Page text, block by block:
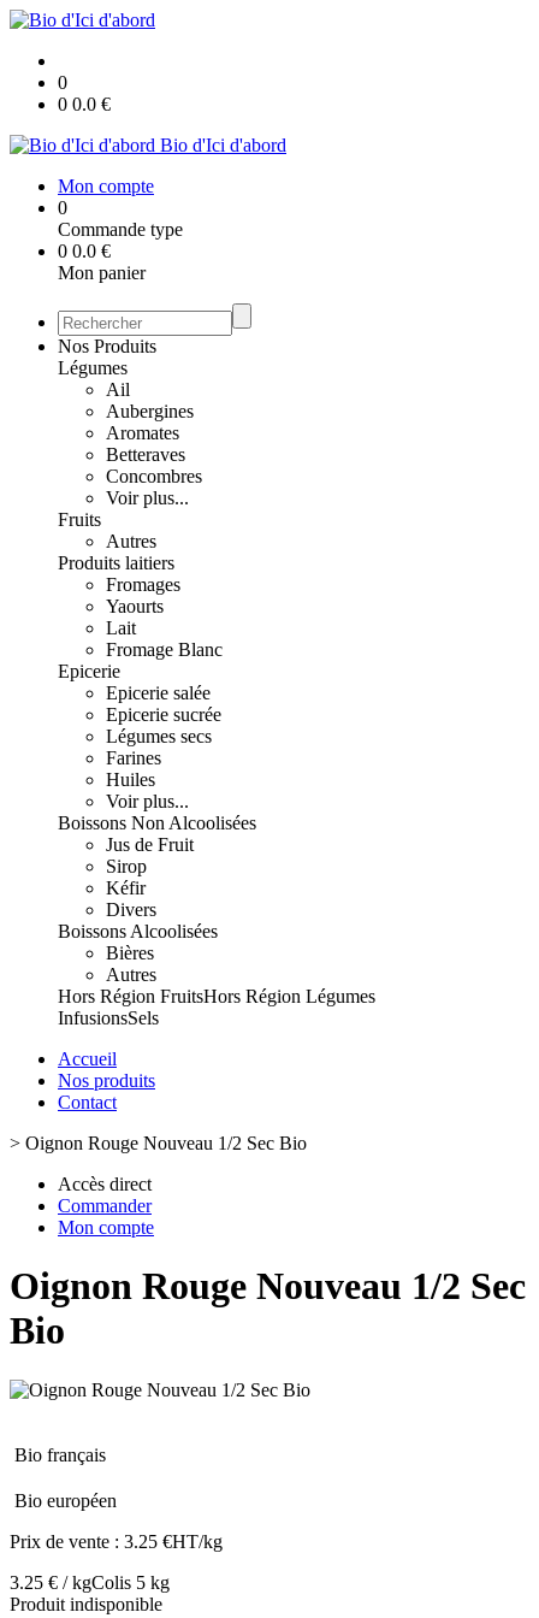
0
0 0.0 €
Bio d'Ici d'abord
Mon compte
0
Commande type
0 0.0 €
Mon panier
Nos Produits
Légumes
Ail
Aubergines
Aromates
Betteraves
Concombres
Voir plus...
Fruits
Autres
Produits laitiers
Fromages
Yaourts
Lait
Fromage Blanc
Epicerie
Epicerie salée
Epicerie sucrée
Légumes secs
Farines
Huiles
Voir plus...
Boissons Non Alcoolisées
Jus de Fruit
Sirop
Kéfir
Divers
Boissons Alcoolisées
Bières
Autres
Hors Région FruitsHors Région Légumes
InfusionsSels
Accueil
Nos produits
Contact
> Oignon Rouge Nouveau 1/2 Sec Bio
Accès direct
Commander
Mon compte
Oignon Rouge Nouveau 1/2 Sec
Bio
Bio français
Bio européen
Prix de vente : 3.25 €HT/kg
3.25 € / kgColis 5 kg
Produit indisponible